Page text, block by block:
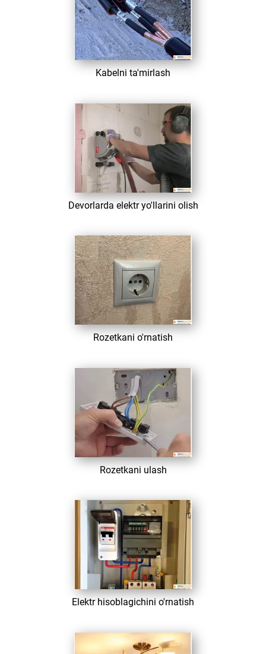
​ Kabelni ta'mirlash
​ Devorlarda elektr yo'llarini olish
​ Rozetkani o'rnatish
​ Rozetkani ulash
​ Elektr hisoblagichini o'rnatish